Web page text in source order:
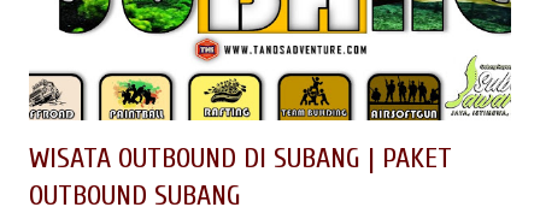
WISATA OUTBOUND DI SUBANG | PAKET
OUTBOUND SUBANG